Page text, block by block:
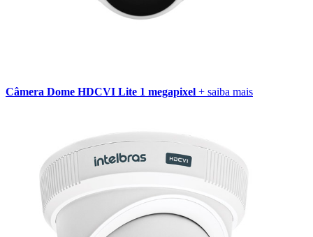
Câmera Dome HDCVI Lite 1 megapixel + saiba mais